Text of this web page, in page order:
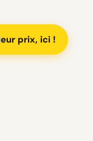
prix, ici !